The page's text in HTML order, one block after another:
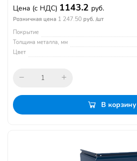
Цена (с НДС) 1143.2 руб.
Розничная цена 1 247.50 руб. /шт
Покрытие
Толщина металла, мм
Цвет
В корзину